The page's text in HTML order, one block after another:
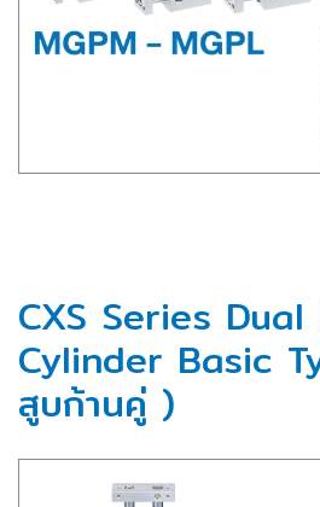
CXS Series Dual
Cylinder Basic
สูบก้านคู่ )